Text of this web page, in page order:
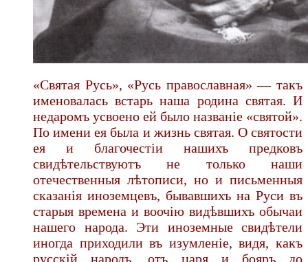
«Святая Русь», «Русь православная» — такъ
именовалась встарь наша родина святая. И
недаромъ усвоено ей было названіе «святой».
По имени ея была и жизнь святая. О святости
ея и благочестіи нашихъ предковъ
свидѣтельствуютъ не только наши
отечественныя лѣтописи, но и письменныя
сказанія иноземцевъ, бывавшихъ на Руси въ
старыя времена и воочію видѣвшихъ обычаи
нашего народа. Эти иноземные свидѣтели
иногда приходили въ изумленіе, видя, какъ
русскій народъ, отъ царя и бояръ до